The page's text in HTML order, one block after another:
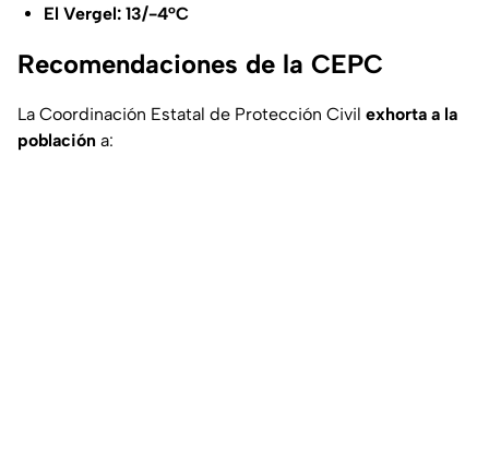
El Vergel: 13/-4°C
Recomendaciones de la CEPC
La Coordinación Estatal de Protección Civil exhorta a la
población a: